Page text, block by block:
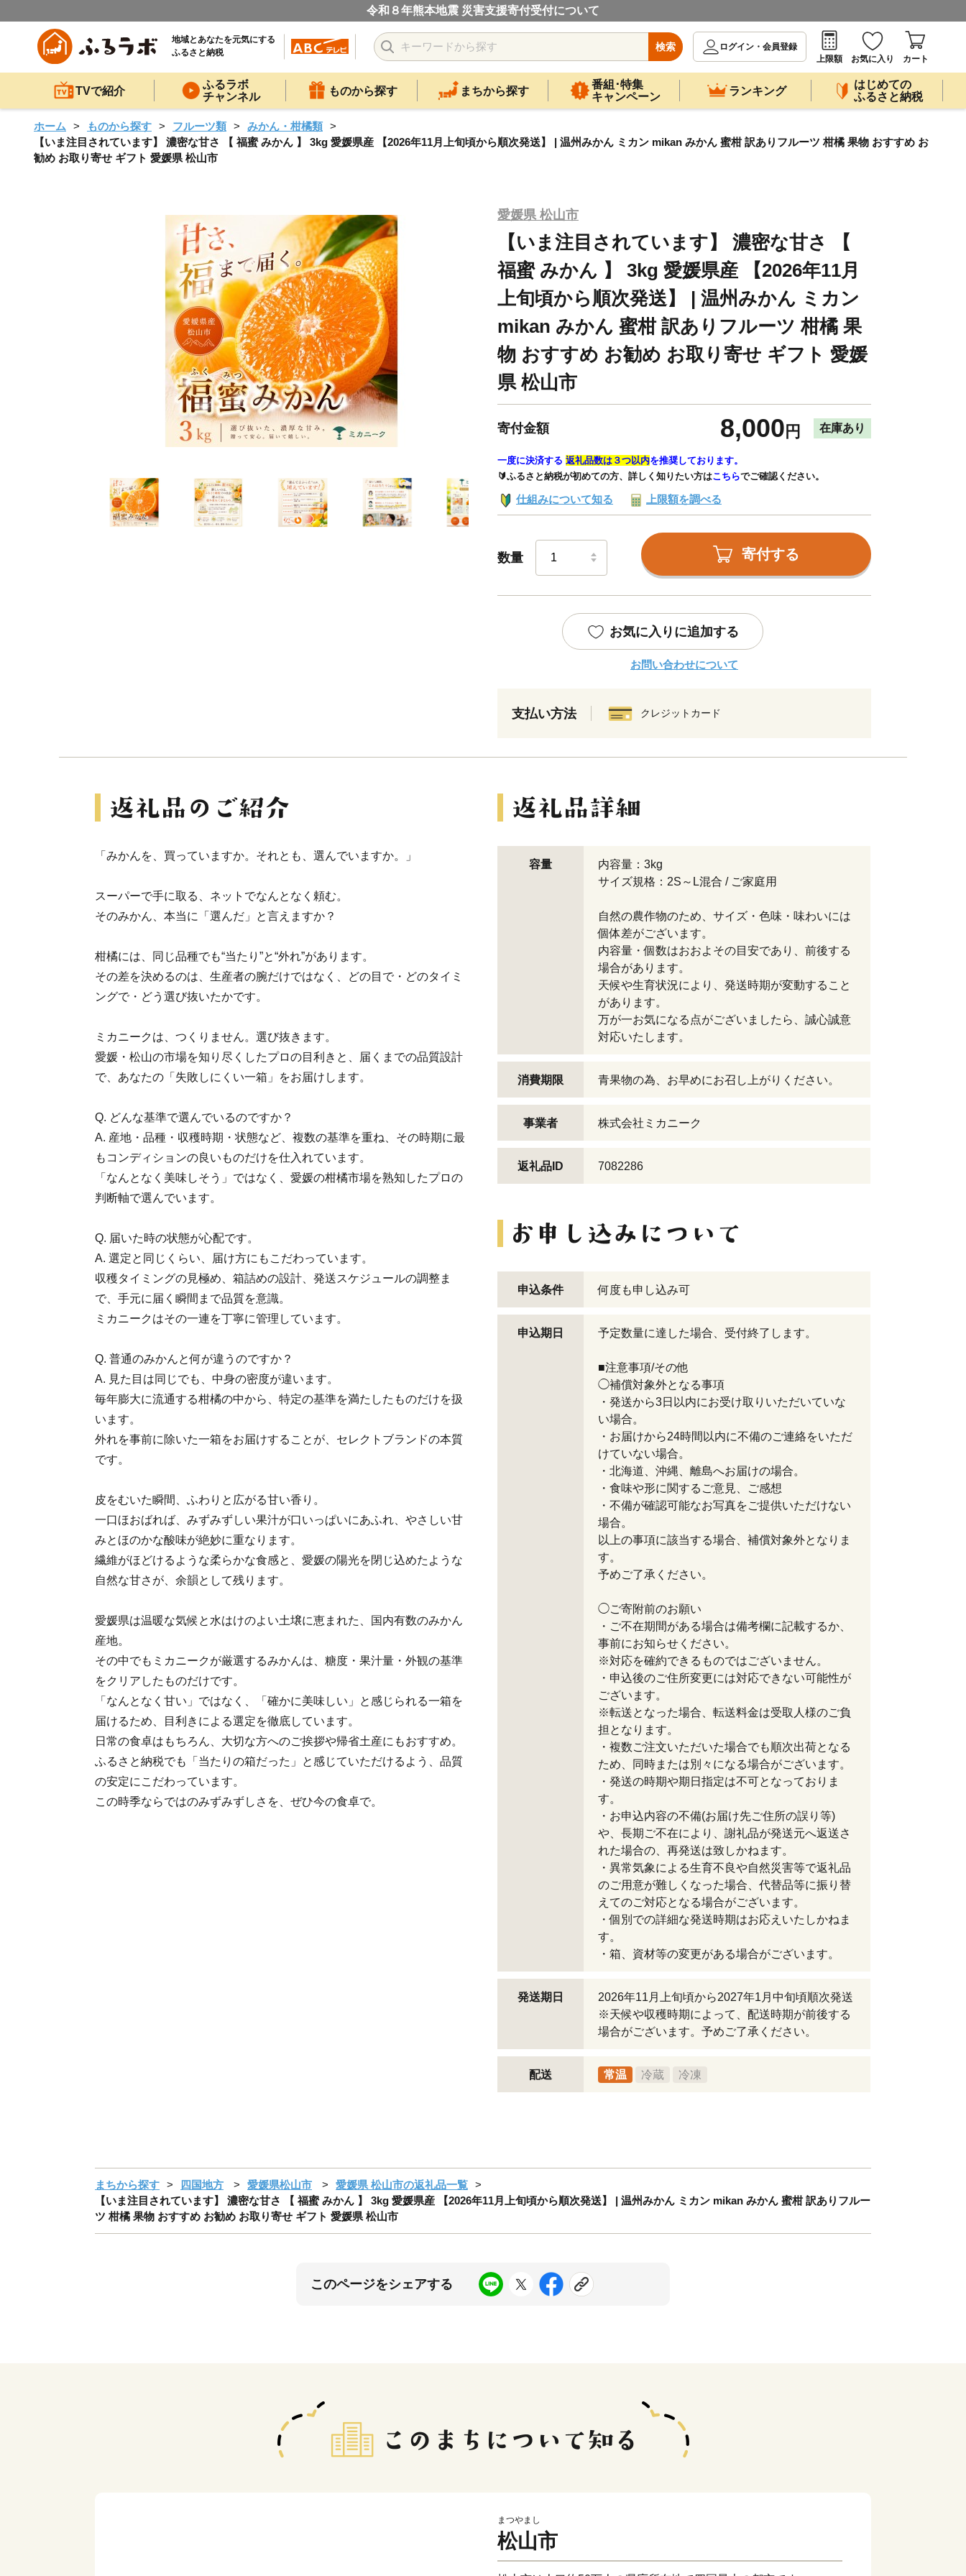
令和８年熊本地震 災害支援寄付受付について
地域とあなたを元気にする
ふるさと納税
検索
ログイン・会員登録
上限額
お気に入り カート
TVで紹介
ふるラボ
チャンネル
ものから探す まちから探す
番組･特集
キャンペーン
ランキング
はじめての
ふるさと納税
ホーム ものから探す フルーツ類
みかん・柑橘類
【いま注目されています】 濃密な甘さ 【 福蜜 みかん 】 3kg 愛媛県産 【2026年11月上旬頃から順次発送】 | 温州みかん ミカン mikan みかん 蜜柑 訳ありフルーツ 柑橘 果物 おすすめ お
勧め お取り寄せ ギフト 愛媛県 松山市
愛媛県 松山市
【いま注目されています】 濃密な甘さ 【
福蜜 みかん 】 3kg 愛媛県産 【2026年11月
上旬頃から順次発送】 | 温州みかん ミカン
mikan みかん 蜜柑 訳ありフルーツ 柑橘 果
物 おすすめ お勧め お取り寄せ ギフト 愛媛
県 松山市
寄付金額 8,000 円 在庫あり
一度に決済する 返礼品数は３つ以内を推奨しております。
🔰ふるさと納税が初めての方、詳しく知りたい方はこちらでご確認ください。
仕組みについて知る 上限額を調べる
数量 寄付する
お気に入りに追加する
お問い合わせについて
支払い方法 クレジットカード
「みかんを、買っていますか。それとも、選んでいますか。」
スーパーで手に取る、ネットでなんとなく頼む。
そのみかん、本当に「選んだ」と言えますか？
柑橘には、同じ品種でも“当たり”と“外れ”があります。
その差を決めるのは、生産者の腕だけではなく、どの目で・どのタイミ
ングで・どう選び抜いたかです。
ミカニークは、つくりません。選び抜きます。
愛媛・松山の市場を知り尽くしたプロの目利きと、届くまでの品質設計
で、あなたの「失敗しにくい一箱」をお届けします。
Q. どんな基準で選んでいるのですか？
A. 産地・品種・収穫時期・状態など、複数の基準を重ね、その時期に最
もコンディションの良いものだけを仕入れています。
「なんとなく美味しそう」ではなく、愛媛の柑橘市場を熟知したプロの
判断軸で選んでいます。
Q. 届いた時の状態が心配です。
A. 選定と同じくらい、届け方にもこだわっています。
収穫タイミングの見極め、箱詰めの設計、発送スケジュールの調整ま
で、手元に届く瞬間まで品質を意識。
ミカニークはその一連を丁寧に管理しています。
Q. 普通のみかんと何が違うのですか？
A. 見た目は同じでも、中身の密度が違います。
毎年膨大に流通する柑橘の中から、特定の基準を満たしたものだけを扱
います。
外れを事前に除いた一箱をお届けすることが、セレクトブランドの本質
です。
皮をむいた瞬間、ふわりと広がる甘い香り。
一口ほおばれば、みずみずしい果汁が口いっぱいにあふれ、やさしい甘
みとほのかな酸味が絶妙に重なります。
繊維がほどけるような柔らかな食感と、愛媛の陽光を閉じ込めたような
自然な甘さが、余韻として残ります。
愛媛県は温暖な気候と水はけのよい土壌に恵まれた、国内有数のみかん
産地。
その中でもミカニークが厳選するみかんは、糖度・果汁量・外観の基準
をクリアしたものだけです。
「なんとなく甘い」ではなく、「確かに美味しい」と感じられる一箱を
届けるため、目利きによる選定を徹底しています。
日常の食卓はもちろん、大切な方へのご挨拶や帰省土産にもおすすめ。
ふるさと納税でも「当たりの箱だった」と感じていただけるよう、品質
の安定にこだわっています。
この時季ならではのみずみずしさを、ぜひ今の食卓で。
容量
内容量：3kg
サイズ規格：2S～L混合 / ご家庭用
自然の農作物のため、サイズ・色味・味わいには
個体差がございます。
内容量・個数はおおよその目安であり、前後する
場合があります。
天候や生育状況により、発送時期が変動すること
があります。
万が一お気になる点がございましたら、誠心誠意
対応いたします。
消費期限 青果物の為、お早めにお召し上がりください。
事業者 株式会社ミカニーク
返礼品ID 7082286
申込条件 何度も申し込み可
申込期日 予定数量に達した場合、受付終了します。
■注意事項/その他
◯補償対象外となる事項
・発送から3日以内にお受け取りいただいていな
い場合。
・お届けから24時間以内に不備のご連絡をいただ
けていない場合。
・北海道、沖縄、離島へお届けの場合。
・食味や形に関するご意見、ご感想
・不備が確認可能なお写真をご提供いただけない
場合。
以上の事項に該当する場合、補償対象外となりま
す。
予めご了承ください。
◯ご寄附前のお願い
・ご不在期間がある場合は備考欄に記載するか、
事前にお知らせください。
※対応を確約できるものではございません。
・申込後のご住所変更には対応できない可能性が
ございます。
※転送となった場合、転送料金は受取人様のご負
担となります。
・複数ご注文いただいた場合でも順次出荷となる
ため、同時または別々になる場合がございます。
・発送の時期や期日指定は不可となっておりま
す。
・お申込内容の不備(お届け先ご住所の誤り等)
や、長期ご不在により、謝礼品が発送元へ返送さ
れた場合の、再発送は致しかねます。
・異常気象による生育不良や自然災害等で返礼品
のご用意が難しくなった場合、代替品等に振り替
えてのご対応となる場合がございます。
・個別での詳細な発送時期はお応えいたしかねま
す。
・箱、資材等の変更がある場合がございます。
発送期日
2026年11月上旬頃から2027年1月中旬頃順次発送
※天候や収穫時期によって、配送時期が前後する
場合がございます。予めご了承ください。
配送 常温 冷蔵 冷凍
まちから探す 四国地方 愛媛県松山市
愛媛県 松山市の返礼品一覧
【いま注目されています】 濃密な甘さ 【 福蜜 みかん 】 3kg 愛媛県産 【2026年11月上旬頃から順次発送】 | 温州みかん ミカン mikan みかん 蜜柑 訳ありフルー
ツ 柑橘 果物 おすすめ お勧め お取り寄せ ギフト 愛媛県 松山市
このページをシェアする
まつやまし
松山市